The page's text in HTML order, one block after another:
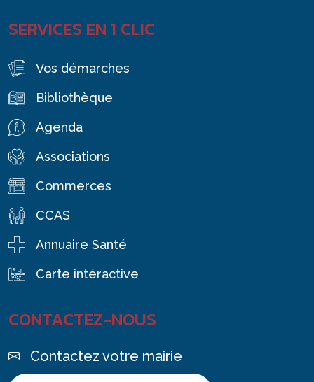
SERVICES EN 1 CLIC
Vos démarches
Bibliothèque
Agenda
Associations
Commerces
CCAS
Annuaire Santé
Carte intéractive
CONTACTEZ-NOUS
Contactez votre mairie